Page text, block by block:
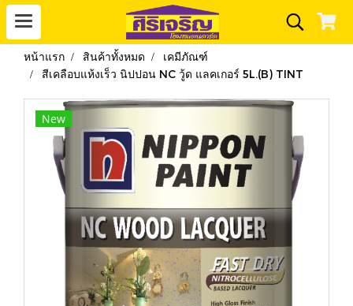
หน้าแรก สินค้าทั้งหมด
เคมีภัณฑ์
สีเคลือบแห้งเร็ว นิปปอน NC วู้ด แลคเกอร์ 5L.(B) TINT
New